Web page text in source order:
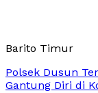
Barito Timur
Polsek Dusun
Gantung Diri di